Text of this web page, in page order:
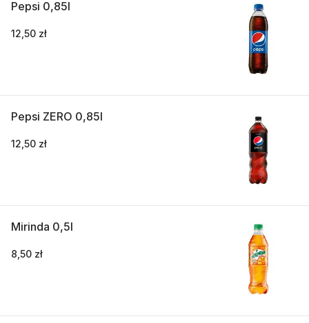
Pepsi 0,85l
12,50 zł
Pepsi ZERO 0,85l
12,50 zł
Mirinda 0,5l
8,50 zł